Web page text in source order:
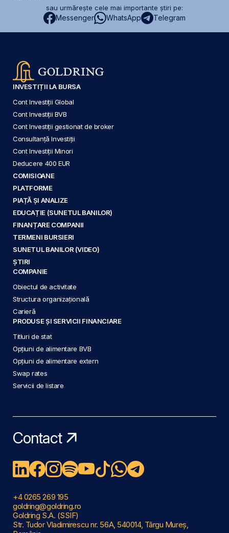
sau urmărește cele mai importante știri pe:
Messenger WhatsApp Telegram
INVESTIȚII LA BURSA
Cont Investiții Global
Cont Investiții BVB
Cont Investiții gestionat de broker
Consultanță Investiții
Cont Investiții Minori
Deducere 400 EUR
COMISIOANE
PLATFORME
PIAȚĂ ȘI ANALIZE
EDUCAȚIE (SUNETUL BANILOR)
FINANȚARE COMPANII
TERMENI BURSIERI
SUNETUL BANILOR (VIDEO)
ȘTIRI
COMPANIE
Obiectul de activitate
Structura organizațională
Carieră
PRODUSE ȘI SERVICII FINANCIARE
Titluri de stat
Opțiuni de alimentare BVB
Opțiuni de alimentare extern
Swap rates
Servicii de listare
Contact
+4 0265 269 195
goldring@goldring.ro
Goldring S.A. (SSIF)
Str. Tudor Vladimirescu nr. 56A, 540014, Târgu Mureș,